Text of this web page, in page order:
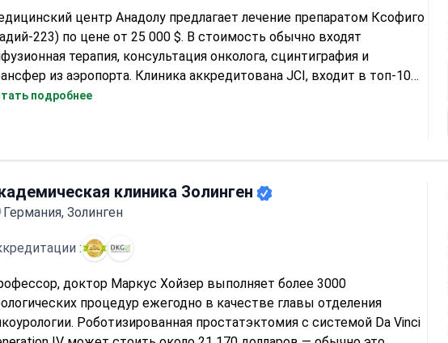
центр Анадолу предлагает лечение препаратом Ксофиго
223) по цене от 25 000 $. В стоимость обычно входят
терапия, консультация онколога, сцинтиграфия и
из аэропорта. Клиника аккредитована JCI, входит в топ-10
клиника Золинген
Германия, Золинген
:
доктор Маркус Хойзер выполняет более 3000
процедур ежегодно в качестве главы отделения